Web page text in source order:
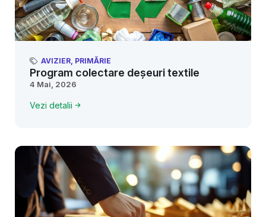
AVIZIER, PRIMĂRIE
Program colectare deșeuri textile
4 Mai, 2026
Vezi detalii